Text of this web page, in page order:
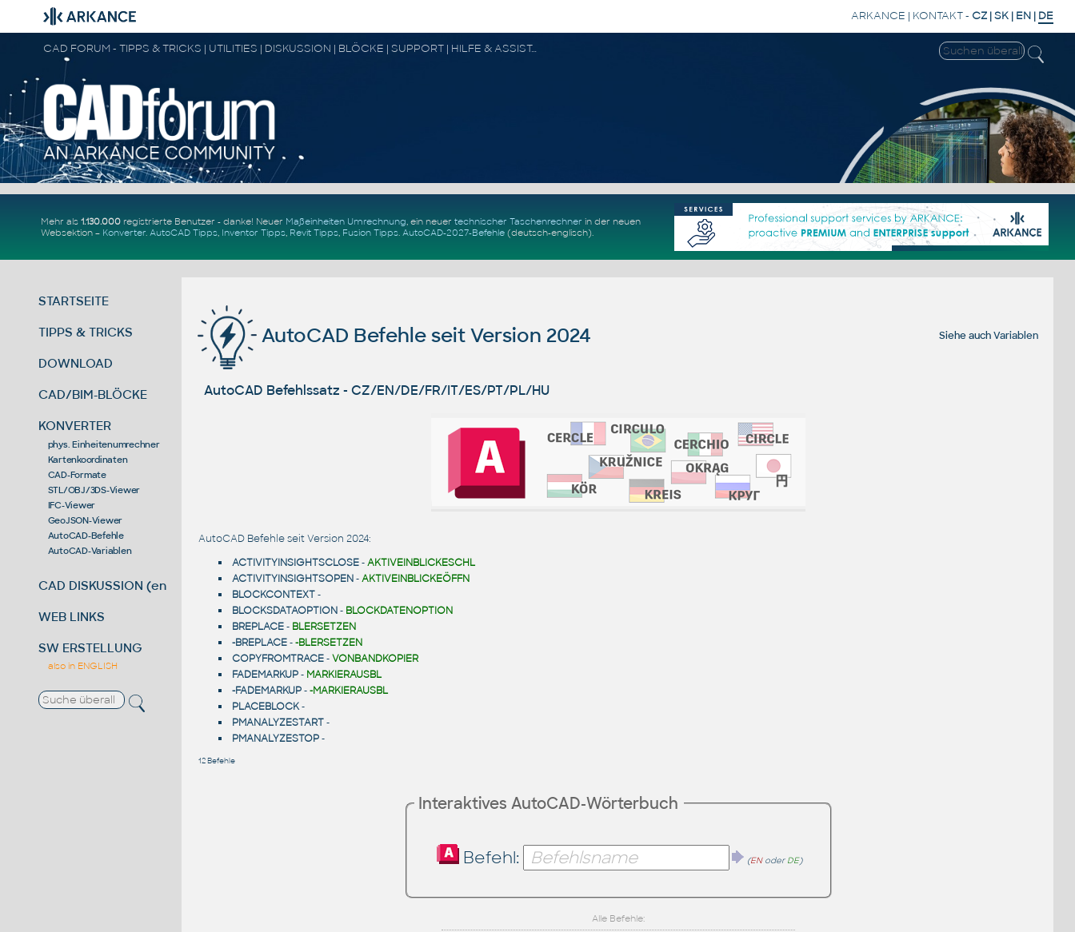
ARKANCE | KONTAKT- CZ |SK | EN | DE
CAD FORUM - TIPPS & TRICKS | UTILITIES | DISKUSSION | BLÖCKE | SUPPORT | HILFE & ASSISTANCE
Mehr als 1.130.000registrierte Benutzer - danke! Neuer Maßeinheiten Umrechnung, ein neuer technischer Taschenrechner in der neuen
Websektion – Konverter. AutoCAD Tipps, Inventor Tipps, Revit Tipps, Fusion Tipps. AutoCAD-2027-Befehle(deutsch-englisch).
STARTSEITE
TIPPS & TRICKS
DOWNLOAD
CAD/BIM-BLÖCKE
KONVERTER
phys. Einheitenumrechner
Kartenkoordinaten
CAD-Formate
STL/OBJ/3DS-Viewer
IFC-Viewer
GeoJSON-Viewer
AutoCAD-Befehle
AutoCAD-Variablen
CAD DISKUSSION (en)
WEB LINKS
SW ERSTELLUNG
also in ENGLISH
Siehe auchVariablen
AutoCAD Befehle seit Version 2024
AutoCAD Befehlssatz - CZ/EN/DE/FR/IT/ES/PT/PL/HU
AutoCAD Befehle seit Version 2024:
ACTIVITYINSIGHTSCLOSE-AKTIVEINBLICKESCHL
ACTIVITYINSIGHTSOPEN-AKTIVEINBLICKEÖFFN
BLOCKCONTEXT-
BLOCKSDATAOPTION- BLOCKDATENOPTION
BREPLACE- BLERSETZEN
-BREPLACE--BLERSETZEN
COPYFROMTRACE-VONBANDKOPIER
FADEMARKUP- MARKIERAUSBL
-FADEMARKUP--MARKIERAUSBL
PLACEBLOCK-
PMANALYZESTART-
PMANALYZESTOP-
12 Befehle
Interaktives AutoCAD-Wörterbuch
Befehl: (ENoder DE)
Alle Befehle: